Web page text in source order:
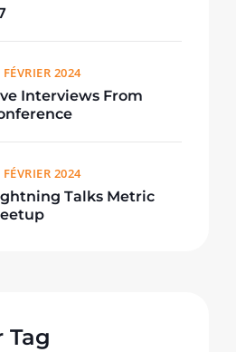
Interviews From
2024
Talks Metric
2024
Tag